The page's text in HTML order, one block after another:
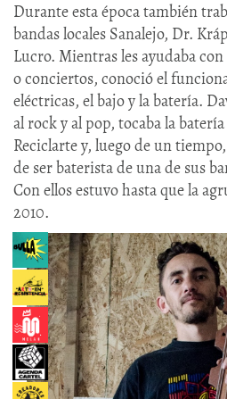
Durante esta época también
bandas locales Sanalejo, Dr.
Lucro. Mientras les ayudaba
o conciertos, conoció el
eléctricas, el bajo y la batería.
al rock y al pop, tocaba la
Reciclarte y, luego de un
de ser baterista de una de sus
Con ellos estuvo hasta que la
2010.